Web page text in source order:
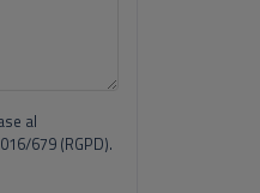
al
679 (RGPD).